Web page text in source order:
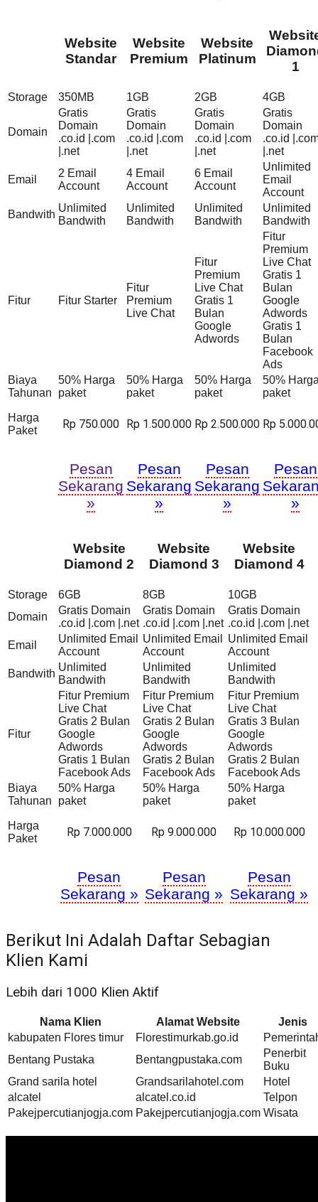
Website
Standar
Website
Premium
Website
Platinum
1
Storage 350MB 1GB 2GB 4GB
Domain
Gratis
Domain
.co.id |.com
|.net
Gratis
Domain
.co.id |.com
|.net
Gratis
Domain
.co.id |.com
|.net
Gratis
Domain
.co.id
|.net
Email
2 Email
Account
4 Email
Account
6 Email
Account
Unlimited
Email
Account
Bandwith
Unlimited
Bandwith
Unlimited
Bandwith
Unlimited
Bandwith
Unlimited
Bandwith
Fitur Fitur Starter
Fitur
Premium
Live Chat
Fitur
Premium
Live Chat
Gratis 1
Bulan
Google
Adwords
Fitur
Premium
Live Chat
Gratis 1
Bulan
Google
Adwords
Gratis 1
Bulan
Facebook
Ads
Biaya
Tahunan
50% Harga
paket
50% Harga
paket
50% Harga
paket
50%
paket
Harga
Paket
Rp 750.000 Rp 1.500.000 Rp 2.500.000 Rp
Pesan
Sekarang
»
Pesan
Sekarang
»
Pesan
Sekarang
»
Pesan
»
Website
Diamond 2
Website
Diamond 3
Website
Diamond 4
Storage 6GB 8GB
10GB
Domain
Gratis Domain
.co.id |.com |.net
Gratis Domain
.co.id |.com |.net
Gratis Domain
.co.id |.com |.net
Email
Unlimited Email
Account
Unlimited Email
Account
Unlimited Email
Account
Bandwith
Unlimited
Bandwith
Unlimited
Bandwith
Unlimited
Bandwith
Fitur
Fitur Premium
Live Chat
Gratis 2 Bulan
Google
Adwords
Gratis 1 Bulan
Facebook Ads
Fitur Premium
Live Chat
Gratis 2 Bulan
Google
Adwords
Gratis 2 Bulan
Facebook Ads
Fitur Premium
Live Chat
Gratis 3 Bulan
Google
Adwords
Gratis 2 Bulan
Facebook Ads
Biaya
Tahunan
50% Harga
paket
50% Harga
paket
50% Harga
paket
Harga
Paket
Rp 7.000.000 Rp 9.000.000 Rp 10.000.000
Pesan
Sekarang »
Pesan
Sekarang »
Pesan
Sekarang »
Berikut Ini Adalah Daftar Sebagian
Klien Kami
Lebih dari 1000 Klien Aktif
Nama Klien Alamat Website
Jenis
kabupaten Flores timur
Florestimurkab.go.id
Bentang Pustaka
Bentangpustaka.com
Penerbit
Buku
Grand sarila hotel
Grandsarilahotel.com
Hotel
alcatel
alcatel.co.id
Telpon
Pakejpercutianjogja.com Pakejpercutianjogja.com Wisata